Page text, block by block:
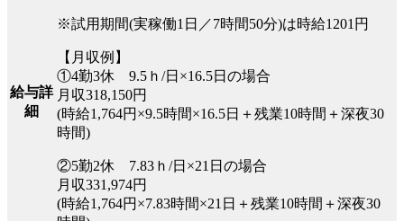
給与詳
細
※試用期間(実稼働1日／7時間50分)は時給1201円
【月収例】
①4勤3休 9.5ｈ/日×16.5日の場合
月収318,150円
(時給1,764円×9.5時間×16.5日＋残業10時間＋深夜30
時間)
②5勤2休 7.83ｈ/日×21日の場合
月収331,974円
(時給1,764円×7.83時間×21日＋残業10時間＋深夜30